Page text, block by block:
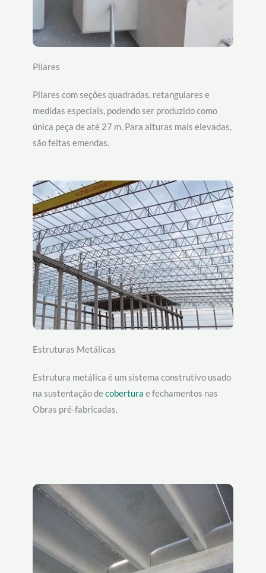
Pilares
Pilares com seções quadradas, retangulares e
medidas especiais, podendo ser produzido como
única peça de até 27 m. Para alturas mais elevadas,
são feitas emendas.
Estruturas Metálicas
Estrutura metálica é um sistema construtivo usado
na sustentação decobertura e fechamentos nas
Obras pré-fabricadas.